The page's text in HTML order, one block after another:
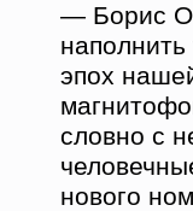
— Борис
эпох
словно с
нового